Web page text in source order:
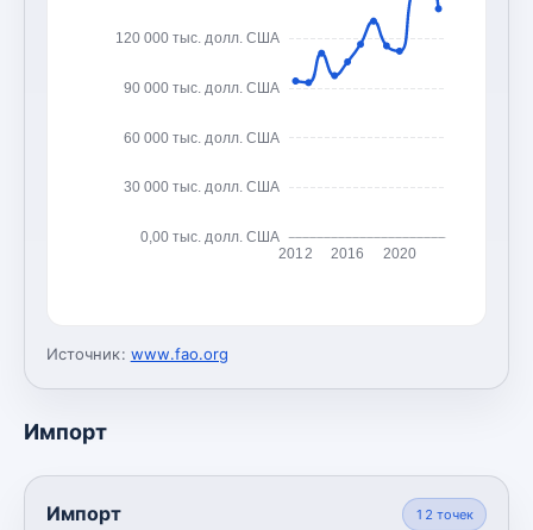
0,00 тыс. долл. США
30 000 тыс. долл. США
60 000 тыс. долл. США
90 000 тыс. долл. США
120 000 тыс. долл. США
2012 2016 2020
Источник: www.fao.org
Импорт
Импорт 12 точек